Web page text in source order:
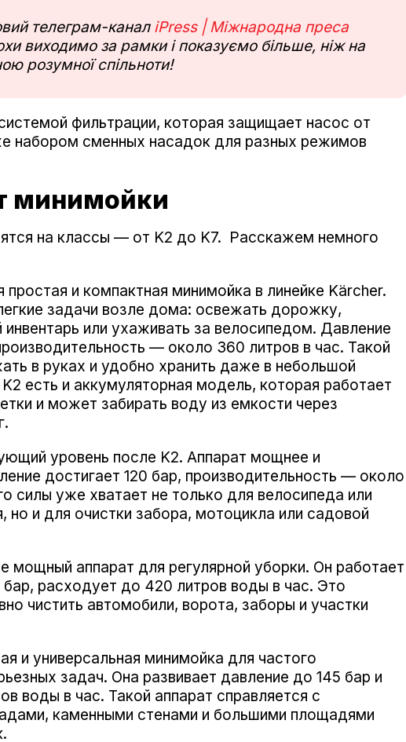
телеграм-канал iPress | Міжнародна преса
виходимо за рамки і показуємо більше, ніж на
розумної спільноти!
фильтрации, которая защищает насос от
набором сменных насадок для разных режимов
минимойки
на классы — от K2 до K7. Расскажем немного
и компактная минимойка в линейке Kärcher.
задачи возле дома: освежать дорожку,
или ухаживать за велосипедом. Давление
— около 360 литров в час. Такой
в руках и удобно хранить даже в небольшой
есть и аккумуляторная модель, которая работает
и может забирать воду из емкости через
уровень после K2. Аппарат мощнее и
достигает 120 бар, производительность — около
силы уже хватает не только для велосипеда или
но и для очистки забора, мотоцикла или садовой
аппарат для регулярной уборки. Он работает
расходует до 420 литров воды в час. Это
чистить автомобили, ворота, заборы и участки
универсальная минимойка для частого
задач. Она развивает давление до 145 бар и
воды в час. Такой аппарат справляется с
каменными стенами и большими площадями